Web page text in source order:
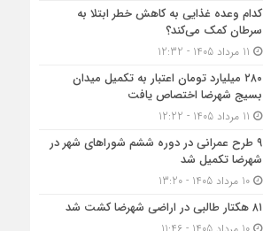
کدام وعده غذایی به کاهش خطر ابتلا به
سرطان کمک می‌کند؟
۲۸۰ میلیارد تومان اعتبار به تکمیل میدان
بسیج شهرضا اختصاص یافت
۹ طرح عمرانی در دوره ششم شوراهای شهر در
شهرضا تکمیل شد
10 مرداد 1405 - 13:20
۸۱ هکتار طالبی در اراضی شهرضا کشت شد